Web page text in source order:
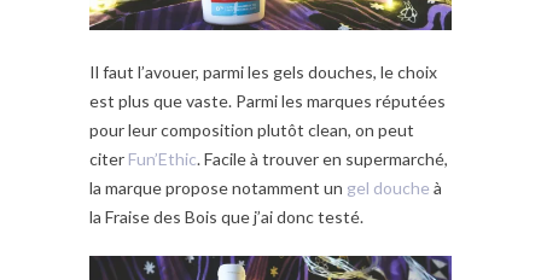
Il faut l’avouer, parmi les gels douches, le choix
est plus que vaste. Parmi les marques réputées
pour leur composition plutôt clean, on peut
citer Fun’Ethic. Facile à trouver en supermarché,
la marque propose notamment un gel douche à
la Fraise des Bois que j’ai donc testé.